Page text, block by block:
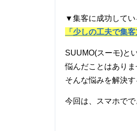
▼集客に成功してい
「少しの工夫で集
SUUMO(スーモ)と
悩んだことはありま
そんな悩みを解決
今回は、スマホで